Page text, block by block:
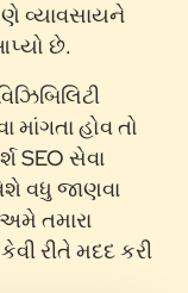
વ્યાવસાયને
છે.
માંગતા હોવ તો
SEO સેવા
વધુ જાણવા
તમારા
રીતે મદદ કરી